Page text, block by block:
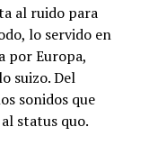
al ruido para
lo servido en
por Europa,
suizo. Del
sonidos que
status quo.